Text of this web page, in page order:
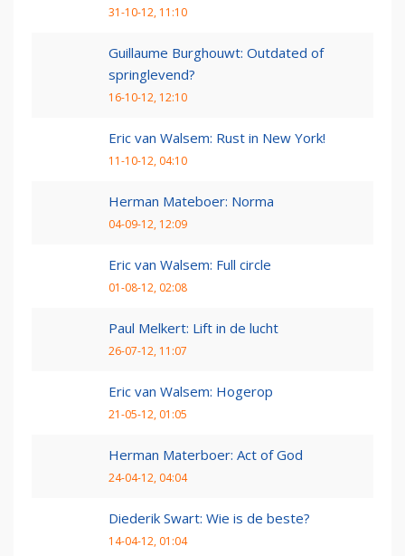
31-10-12, 11:10
Guillaume Burghouwt: Outdated of
springlevend?
16-10-12, 12:10
Eric van Walsem: Rust in New York!
11-10-12, 04:10
Herman Mateboer: Norma
04-09-12, 12:09
Eric van Walsem: Full circle
01-08-12, 02:08
Paul Melkert: Lift in de lucht
26-07-12, 11:07
Eric van Walsem: Hogerop
21-05-12, 01:05
Herman Materboer: Act of God
24-04-12, 04:04
Diederik Swart: Wie is de beste?
14-04-12, 01:04